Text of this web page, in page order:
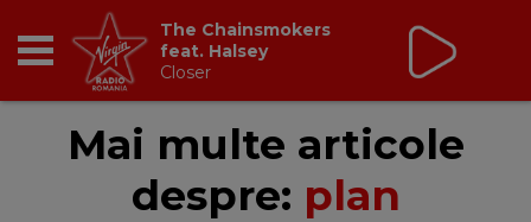
RADIO
BREAKFAST
The Chainsmokers
feat. Halsey
Closer
Mai multe articole
despre: plan